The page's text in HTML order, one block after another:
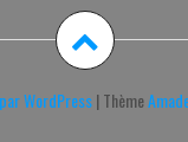
WordPress|Thème